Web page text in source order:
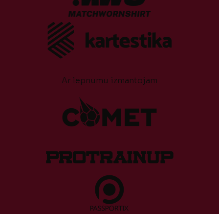
Ar lepnumu izmantojam